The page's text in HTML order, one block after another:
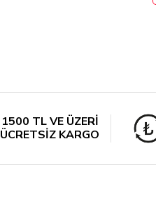
1500 TL VE ÜZERİ
ÜCRETSİZ KARGO